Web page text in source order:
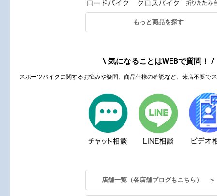
もっと商品を探す
\ 気になることはWEBで質問！ /
スポーツバイクに関するお悩みや疑問、商品仕様の確認など、来店不要で
店舗一覧（各店舗ブログもこちら） ＞